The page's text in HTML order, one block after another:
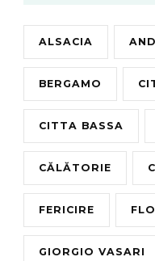
ALSACIA
BERGAMO
CITTA BASSA
CĂLĂTORIE
FERICIRE
GIORGIO VASARI